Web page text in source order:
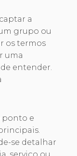
a
grupo ou
os termos
uma
entender.
ponto e
se detalhar